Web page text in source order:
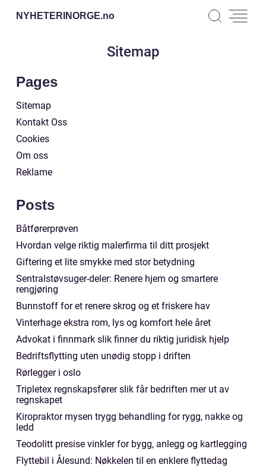
NYHETERINORGE.no
Sitemap
Pages
Sitemap
Kontakt Oss
Cookies
Om oss
Reklame
Posts
Båtførerprøven
Hvordan velge riktig malerfirma til ditt prosjekt
Giftering et lite smykke med stor betydning
Sentralstøvsuger-deler: Renere hjem og smartere
rengjøring
Bunnstoff for et renere skrog og et friskere hav
Vinterhage ekstra rom, lys og komfort hele året
Advokat i finnmark slik finner du riktig juridisk hjelp
Bedriftsflytting uten unødig stopp i driften
Rørlegger i oslo
Tripletex regnskapsfører slik får bedriften mer ut av
regnskapet
Kiropraktor mysen trygg behandling for rygg, nakke og
ledd
Teodolitt presise vinkler for bygg, anlegg og kartlegging
Flyttebil i Ålesund: Nøkkelen til en enklere flyttedag